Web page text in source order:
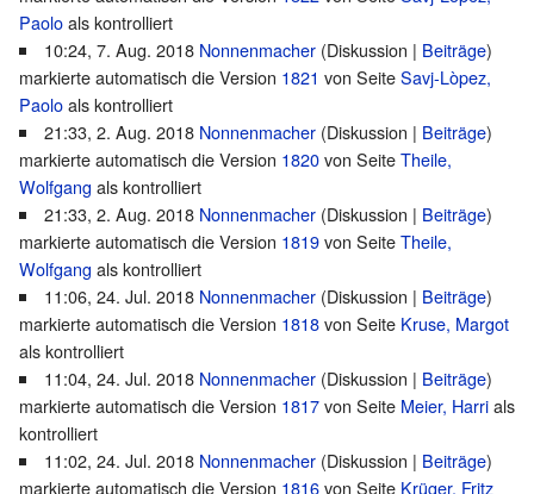
Paoloals kontrolliert
10:24, 7. Aug. 2018 Nonnenmacher (Diskussion | Beiträge)
markierte automatisch die Version 1821 von SeiteSavj-Lòpez,
Paoloals kontrolliert
21:33, 2. Aug. 2018 Nonnenmacher (Diskussion | Beiträge)
markierte automatisch die Version 1820von SeiteTheile,
Wolfgang als kontrolliert
21:33, 2. Aug. 2018 Nonnenmacher (Diskussion | Beiträge)
markierte automatisch die Version 1819von SeiteTheile,
Wolfgang als kontrolliert
11:06, 24. Jul. 2018 Nonnenmacher (Diskussion | Beiträge)
markierte automatisch die Version 1818von Seite Kruse, Margot
als kontrolliert
11:04, 24. Jul. 2018 Nonnenmacher (Diskussion | Beiträge)
markierte automatisch die Version 1817von Seite Meier, Harrials
kontrolliert
11:02, 24. Jul. 2018 Nonnenmacher (Diskussion | Beiträge)
markierte automatisch die Version 1816von Seite Krüger, Fritz